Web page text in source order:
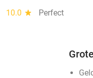
10.0 star
Perfect